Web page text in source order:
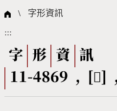
國際字碼相關組織
筆畫查詢
筆順序查詢
CNS查詢
全字庫授權
個人電腦造字處理工具
字形下載
問題集
熱門查詢統計
\ 字形資訊
:::
字 形 資
訊
11-4869 , [𪫆]